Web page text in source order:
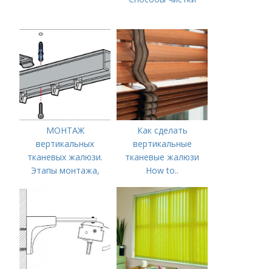
МОНТАЖ
вертикальных
тканевых жалюзи.
Этапы монтажа,
Как сделать
вертикальные
тканевые жалюзи
How to..
жалюзи